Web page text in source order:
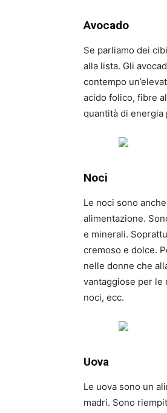
Avocado
Se parliamo dei
alla lista. Gli
contempo
acido folico, fibre
quantità di energia
Noci
Le noci sono
alimentazione.
e minerali.
cremoso e dolce.
nelle donne che
vantaggiose per le
noci, ecc.
Uova
Le uova sono un
madri. Sono